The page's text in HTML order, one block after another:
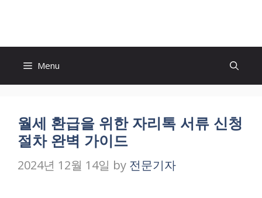
content
Menu
월세 환급을 위한 자리톡 서류 신청
절차 완벽 가이드
2024년 12월 14일 by 전문기자